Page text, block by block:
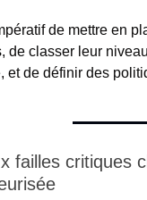
de mettre en
de classer leur
et de définir des
failles critiques